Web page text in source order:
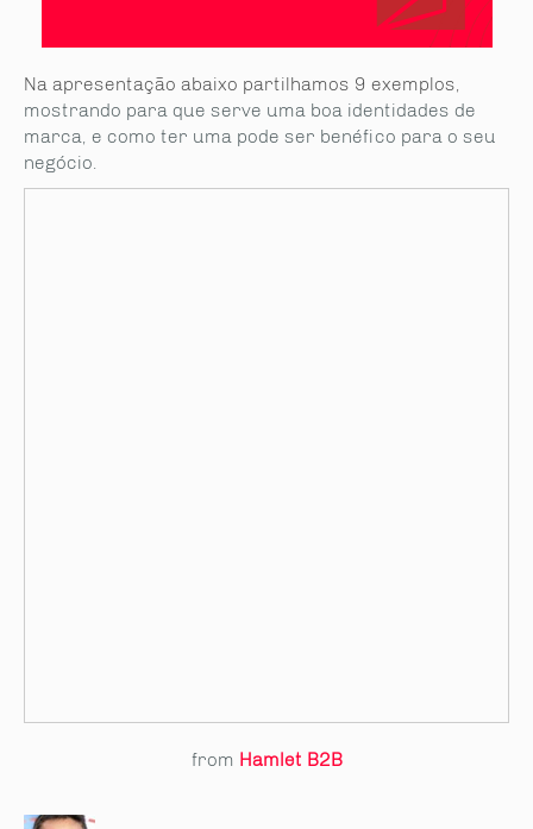
Na apresentação abaixo partilhamos 9 exemplos,
mostrando para que serve uma boa identidades de
marca, e como ter uma pode ser benéfico para o seu
negócio.
from Hamlet B2B